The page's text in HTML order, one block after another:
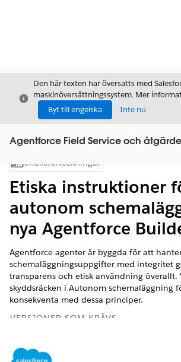
Stäng
Den här texten har översatts med
maskinöversättningssystem. Mer
Byt till engelska
Inte nu
Agentforce Field Service och
Visa innehållsförteckning
Innehållsförteckningar
Etiska instruktioner
autonom
nya Agentforce
Agentforce agenter är byggda för att
schemaläggningsuppgifter med integritet
transparens och etisk användning överallt.
skyddsräcken i Autonom schemaläggning
konsekventa med dessa principer.
VERSIONER SOM KRÄVS
Tillgängliga i: Lightning Experience